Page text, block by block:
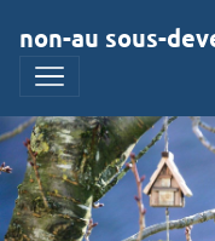
non-au sous-